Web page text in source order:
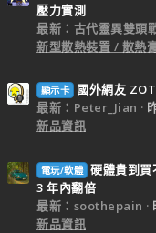
壓力實測
最新：古代靈異雙頭
新型散熱裝置 / 散熱
顯示卡
國外網友
最新：Peter_Jian
新品資訊
電玩/軟體 硬體貴到
3 年內翻倍
最新：soothepain
新品資訊